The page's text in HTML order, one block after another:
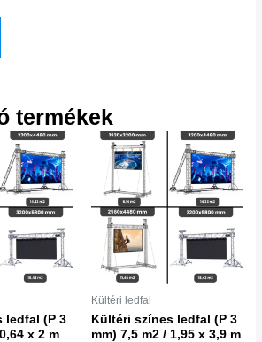
termékek
ledfal (P 3
x 2 m
Kültéri ledfal
Kültéri színes ledfal (P 3
mm) 7,5 m2 / 1,95 x 3,9 m